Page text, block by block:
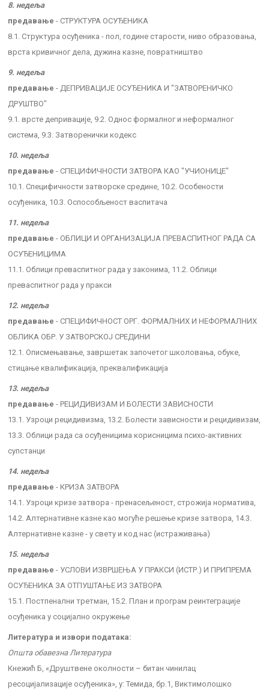
8. недеља
предавање - СТРУКТУРА ОСУЂЕНИКА
8.1. Структура осуђеника - пол, године старости, ниво образовања,
врста кривичног дела, дужина казне, повратништво
9. недеља
предавање - ДЕПРИВАЦИЈЕ ОСУЂЕНИКА И "ЗАТВОРЕНИЧКО
ДРУШТВО"
9.1. врсте депривације, 9.2. Однос формалног и неформалног
система, 9.3. Затворенички кодекс
10. недеља
предавање - СПЕЦИФИЧНОСТИ ЗАТВОРА КАО "УЧИОНИЦЕ"
10.1. Специфичности затворске средине, 10.2. Особености
осуђеника, 10.3. Оспособљеност васпитача
11. недеља
предавање - ОБЛИЦИ И ОРГАНИЗАЦИЈА ПРЕВАСПИТНОГ РАДА СА
ОСУЂЕНИЦИМА
11.1. Облици преваспитног рада у законима, 11.2. Облици
преваспитног рада у пракси
12. недеља
предавање - СПЕЦИФИЧНОСТ ОРГ. ФОРМАЛНИХ И НЕФОРМАЛНИХ
ОБЛИКА ОБР. У ЗАТВОРСКОЈ СРЕДИНИ
12.1. Описмењавање, завршетак започетог школовања, обуке,
стицање квалификација, преквалификација
13. недеља
предавање - РЕЦИДИВИЗАМ И БОЛЕСТИ ЗАВИСНОСТИ
13.1. Узроци рецидивизма, 13.2. Болести зависности и рецидивизам,
13.3. Облици рада са осуђеницима корисницима психо-активних
супстанци
14. недеља
предавање - КРИЗА ЗАТВОРА
14.1. Узроци кризе затвора - пренасељеност, строжија норматива,
14.2. Алтернативне казне као могуће решење кризе затвора, 14.3.
Алтернативне казне - у свету и код нас (истраживања)
15. недеља
предавање - УСЛОВИ ИЗВРШЕЊА У ПРАКСИ (ИСТР.) И ПРИПРЕМА
ОСУЂЕНИКА ЗА ОТПУШТАЊЕ ИЗ ЗАТВОРА
15.1. Постпенални третман, 15.2. План и програм реинтеграције
осуђеника у социјално окружење
Литература и извори података:
Општа обавезна Литература
Кнежић Б, «Друштвене околности – битан чинилац
ресоцијализације осуђеника», у: Темида, бр.1, Виктимолошко